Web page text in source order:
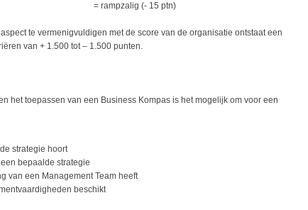
= rampzalig (- 15 ptn)
te vermenigvuldigen met de score van de organisatie ontstaat een
van + 1.500 tot – 1.500 punten.
het toepassen van een Business Kompas is het mogelijk om voor een
strategie hoort
bepaalde strategie
van een Management Team heeft
beschikt